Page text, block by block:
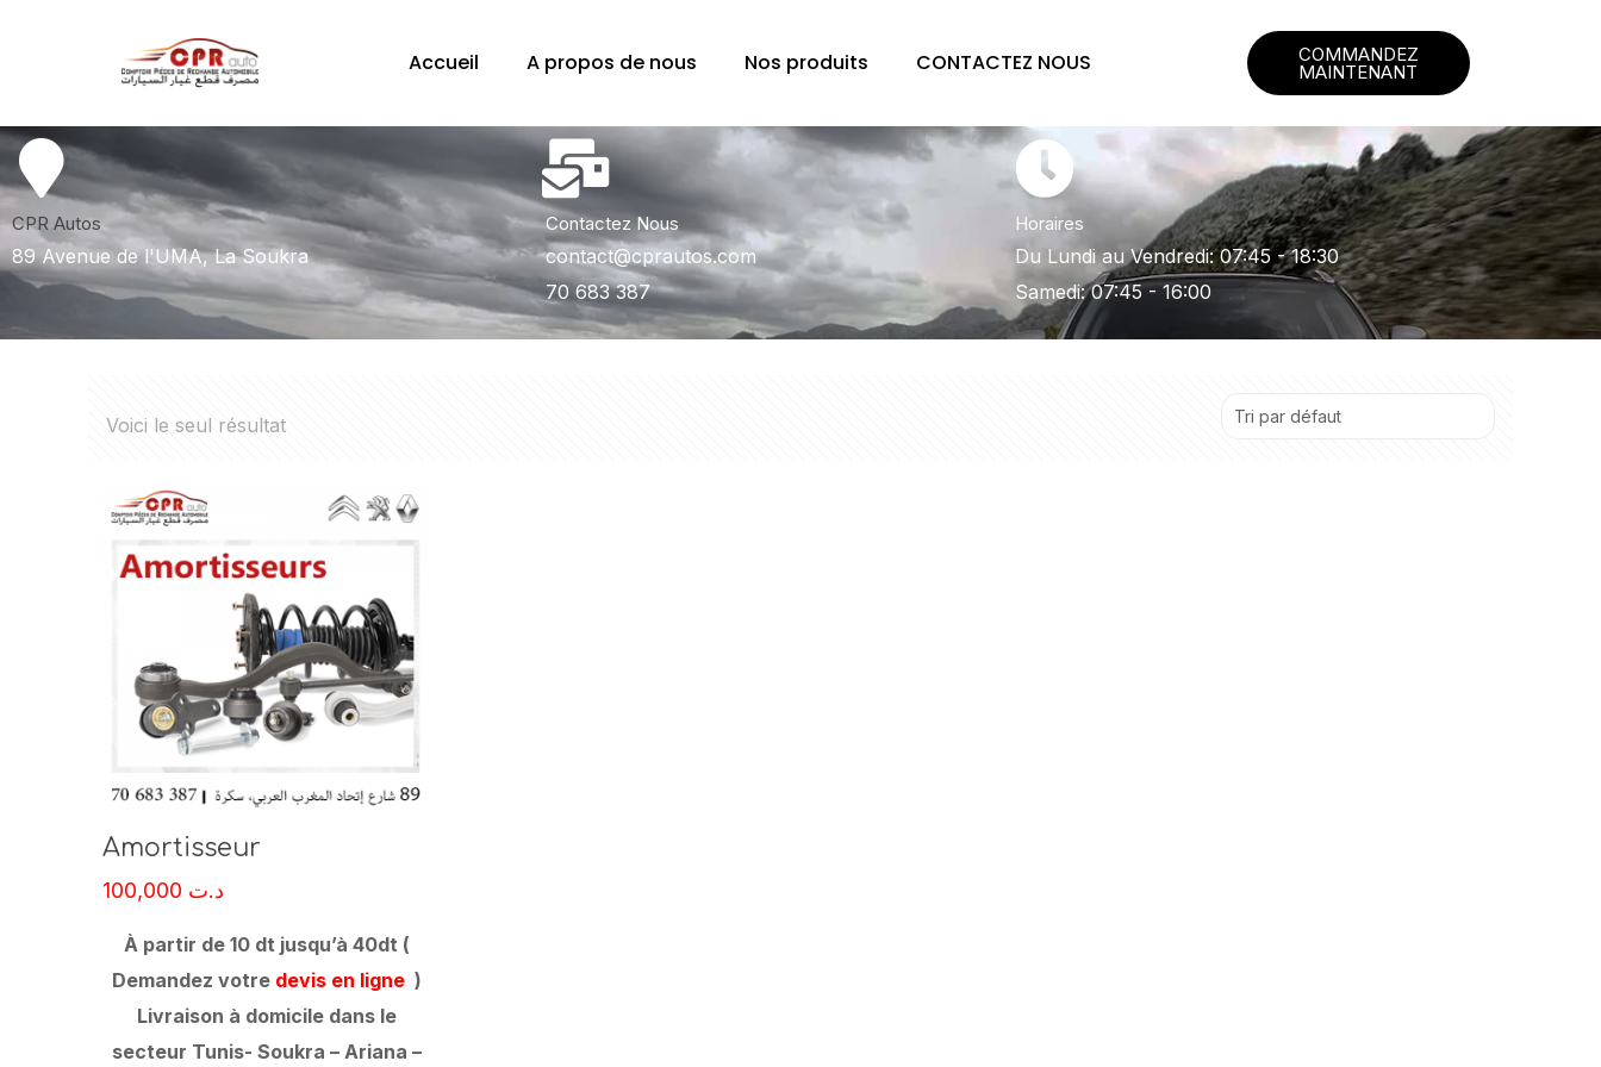
Accueil A propos de nous Nos produits CONTACTEZ NOUS COMMANDEZ
MAINTENANT
CPR Autos
89 Avenue de l'UMA, La Soukra
Contactez Nous
contact@cprautos.com
70 683 387
Horaires
Du Lundi au Vendredi: 07:45 - 18:30
Samedi: 07:45 - 16:00
Voici le seul résultat
Amortisseur
د.ت
À partir de 10 dt jusqu’à 40dt (
Demandez votre devis en ligne)
Livraison à domicile dans le
secteur Tunis- Soukra – Ariana –